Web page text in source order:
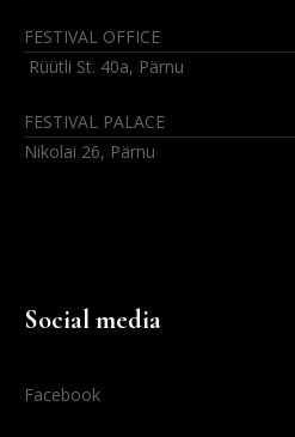
FESTIVAL OFFICE
Rüütli St. 40a, Pärnu
FESTIVAL PALACE
Nikolai 26, Pärnu
Social media
Facebook